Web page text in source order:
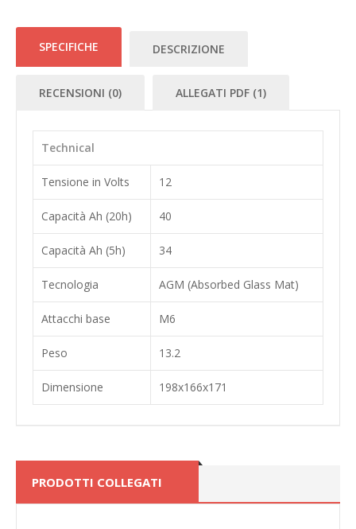
SPECIFICHE DESCRIZIONE
RECENSIONI (0) ALLEGATI PDF (1)
Technical
Tensione in Volts 12
Capacità Ah (20h) 40
Capacità Ah (5h) 34
Tecnologia AGM (Absorbed Glass Mat)
Attacchi base M6
Peso 13.2
Dimensione 198x166x171
PRODOTTI COLLEGATI